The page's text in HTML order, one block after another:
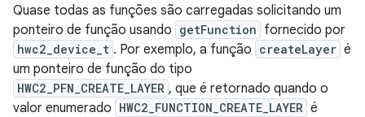
Quase todas as funções são carregadas solicitando um
ponteiro de função usando getFunction fornecido por
hwc2_device_t . Por exemplo, a função createLayer é
um ponteiro de função do tipo
HWC2_PFN_CREATE_LAYER , que é retornado quando o
valor enumerado HWC2_FUNCTION_CREATE_LAYER é